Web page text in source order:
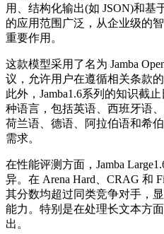
用、结构化输出(如 JSON)和基
的应用范围广泛，从企业级的
重要作用。
这款模型采用了名为 Jamba
议，允许用户在遵循相关条款
此外，Jamba1.6系列的知识截
种语言，包括英语、西班牙语
荷兰语、德语、阿拉伯语和希
需求。
在性能评测方面，Jamba
异。在 Arena Hard、CRAG 和
其分数均超过同类竞争对手，
能力。特别是在处理长文本方
出。